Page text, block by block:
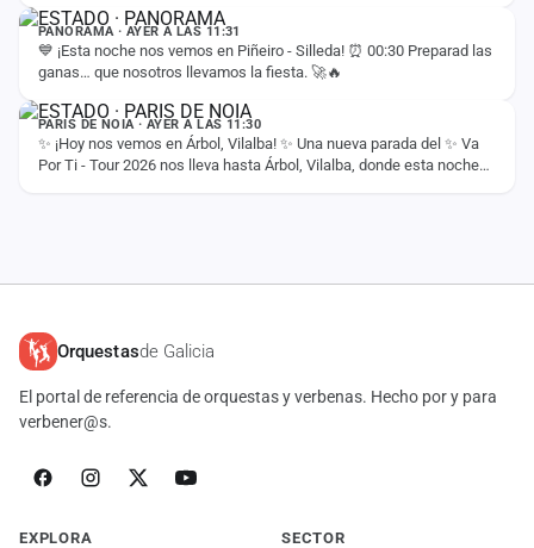
PANORAMA · AYER A LAS 11:31
💙 ¡Esta noche nos vemos en Piñeiro - Silleda! ⏰ 00:30 Preparad las
ganas… que nosotros llevamos la fiesta. 🚀🔥
ESTADO
PARIS DE NOIA · AYER A LAS 11:30
✨ ¡Hoy nos vemos en Árbol, Vilalba! ✨ Una nueva parada del ✨ Va
Por Ti - Tour 2026 nos lleva hasta Árbol, Vilalba, donde esta noche
Orquestasde Galicia
El portal de referencia de orquestas y verbenas. Hecho por y para
verbener@s.
EXPLORA SECTOR